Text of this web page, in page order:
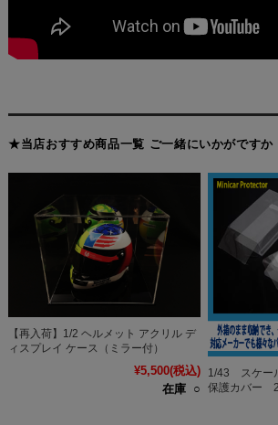
★当店おすすめ商品一覧 ご一緒にいかがです
【再入荷】1/2 ヘルメット アクリル デ
ィスプレイ ケース（ミラー付）
¥5,500(税込)
在庫 ○
1/43 スケー
保護カバー